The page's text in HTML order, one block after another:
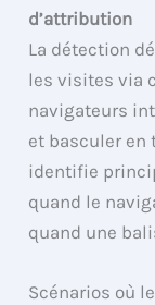
d’attribution
La détection
les visites via
navigateurs
et basculer en
identifie
quand le
quand une
Scénarios où